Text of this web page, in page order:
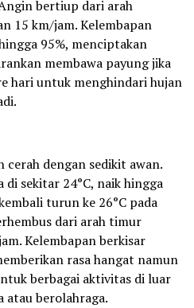
bertiup dari arah
15 km/jam. Kelembapan
95%, menciptakan
membawa payung jika
hari untuk menghindari hujan
cerah dengan sedikit awan.
di sekitar 24°C, naik hingga
turun ke 26°C pada
dari arah timur
Kelembapan berkisar
rasa hangat namun
berbagai aktivitas di luar
atau berolahraga.